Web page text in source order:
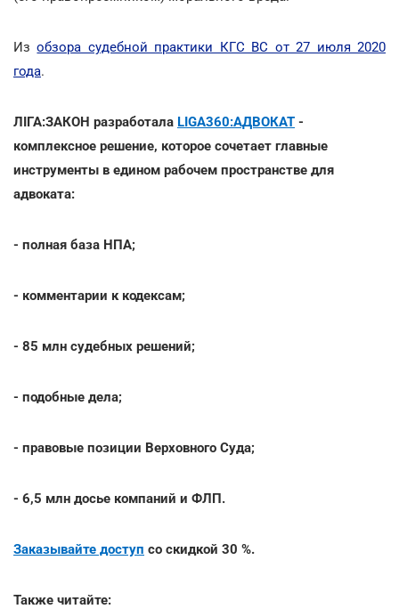
Изобзора судебной практики КГС ВС от 27 июля 2020
года.
ЛІГА:ЗАКОН разработала LIGA360:АДВОКАТ -
комплексное решение, которое сочетает главные
инструменты в едином рабочем пространстве для
адвоката:
- полная база НПА;
- комментарии к кодексам;
- 85 млн судебных решений;
- подобные дела;
- правовые позиции Верховного Суда;
- 6,5 млн досье компаний и ФЛП.
Заказывайте доступ со скидкой 30 %.
Также читайте: